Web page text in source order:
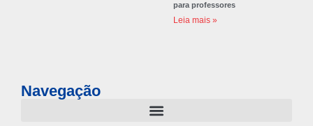
para professores
Leia mais »
Navegação